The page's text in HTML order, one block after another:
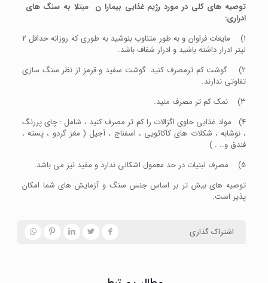
توصیه های کلی در مورد رژیم غذایی بیمارا ن مبتلا به سنگ های
ادراری:
1) مایعات فراوان و به طور متناوب بنوشید به طوری که روزانه حداقل 2
لیتر ادرار داشته باشید و ادرار شفاف باشد.
2) گوشت کم ترمصرف کنید. گوشت سفید و قرمز از نظر سنگ سازی
تفاوتی ندارند.
3) نمک کم تر مصرف منید.
4) مواد غذایی حاوی اگزالات را کم تر مصرف کنید ، شامل : چای پررنگ
، نوشابه ، شکلات های کاکائویی ، اسفناج ، آجیل ( مغز گردو ، پسته ،
فندق و.. . )
5) مصرف لبنیات در حد معمول اشکالی ندارد و مفید نیز می باشد.
توصیه های بیش تر بر اساس جنس سنگ و آزمایش های شما امکان
پذیر است.
اشتراک گذاری